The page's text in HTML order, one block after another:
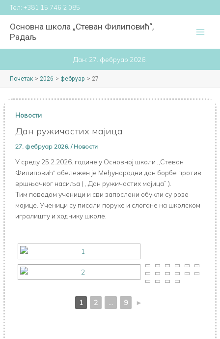
Пређи
на
садржај
Тел: +381 15 746 2 085
Основна школа „Стеван Филиповић“,
Радаљ
Дан: 27. фебруар 2026.
Почетак 2026 фебруар 27
Новости
Дан ружичастих мајица
27. фебруар 2026. / Новости
У среду 25.2.2026. године у Основној школи ,,Стеван
Филиповић“ обележен је Међународни дан борбе против
вршњачког насиља ( ,,Дан ружичастих мајица” ).
Тим поводом ученици и сви запослени обукли су розе
мајице. Ученици су писали поруке и слогане на школском
игралишту и ходнику школе.
1 2 ... 9 ►